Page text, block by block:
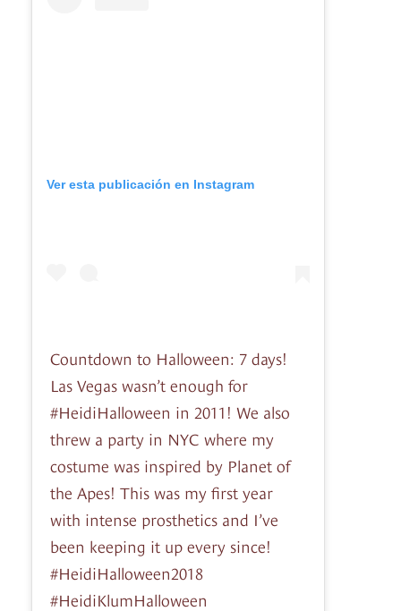
Ver esta publicación en Instagram
Countdown to Halloween: 7 days!
Las Vegas wasn’t enough for
#HeidiHalloween in 2011! We also
threw a party in NYC where my
costume was inspired by Planet of
the Apes! This was my first year
with intense prosthetics and I’ve
been keeping it up every since!
#HeidiHalloween2018
#HeidiKlumHalloween